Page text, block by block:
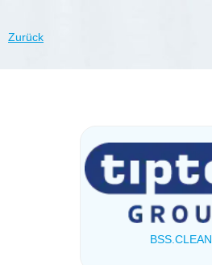
Zurück
BSS.CLEAN